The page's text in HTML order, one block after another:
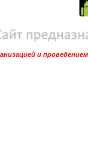
и